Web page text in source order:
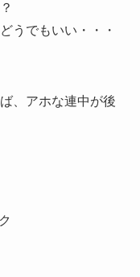
うでもいい・・・
、アホな連中が後